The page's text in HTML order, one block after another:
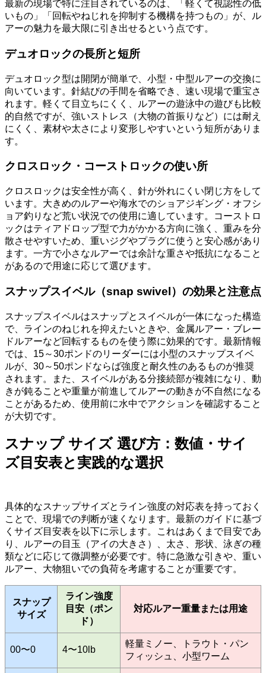
最新の現場で特に注目されているのは、「軽くて視認性の低
いもの」「回転やねじれを抑制する機構を持つもの」が、ル
アーの魅力を最大限に引き出せるという点です。
デュオロックの長所と短所
デュオロック型は開閉が簡単で、小型・中型ルアーの交換に
向いています。針結びの手間を省略でき、速い現場で重宝さ
れます。軽くて目立ちにくく、ルアーの遊泳中の遊びも比較
的自然ですが、強いストレス（大物の首振りなど）には耐え
にくく、素材や太さにより変形しやすいという短所がありま
す。
クロスロック・コーストロックの使い所
クロスロックは安全性が高く、針が外れにくい閉じ方をして
います。大きめのルアーや海水でのショアジギング・オフシ
ョア釣りなど荒い状況での使用に適しています。コーストロ
ックはティアドロップ型で力がかかる方向に強く、重みを分
散させやすいため、重いジグやプラグに使うと安心感があり
ます。一方で小さなルアーでは余計な重さや抵抗になること
があるので用途に応じて選びます。
スナップスイベル（snap swivel）の効果と注意点
スナップスイベルはスナップとスイベルが一体になった構造
で、ラインのねじれを抑えたいときや、金属ルアー・ブレー
ドルアーなど回転するものを使う際に効果的です。最新情報
では、15～30ポンドのリーダーには小型のスナップスイベ
ルが、30～50ポンドならば強度と耐久性のあるものが推奨
されます。また、スイベルがある分接続部が複雑になり、動
きが鈍ることや重量が前進してルアーの動きが不自然になる
ことがあるため、使用前に水中でアクションを確認すること
が大切です。
スナップ サイズ 選び方：数値・サイ
ズ目安表と実践的な選択
具体的なスナップサイズとライン強度の対応表を持っておく
ことで、現場での判断が速くなります。最新のガイドに基づ
くサイズ目安表を以下に示します。これはあくまで目安であ
り、ルアーの目玉（アイの大きさ）、太さ、形状、泳ぎの種
類などに応じて微調整が必要です。特に急激な引きや、重い
ルアー、大物狙いでの負荷を考慮することが重要です。
スナップ
サイズ
ライン強度
目安（ポン
ド）
対応ルアー重量または用途
00〜0 4〜10lb
軽量ミノー、トラウト・パン
フィッシュ、小型ワーム